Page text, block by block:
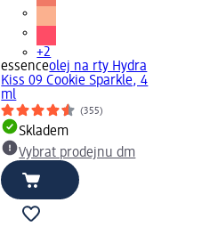
+2
essenceolej na rty Hydra
Kiss 09 Cookie Sparkle, 4
ml
(355)
Skladem
Vybrat prodejnu dm